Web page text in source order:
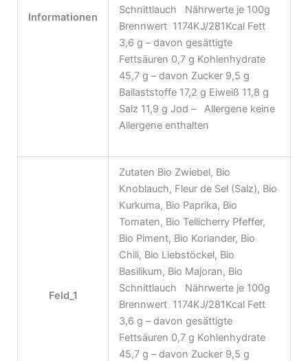
Informationen
Schnittlauch Nährwerte je 100g
Brennwert 1174KJ/281Kcal Fett
3,6 g – davon gesättigte
Fettsäuren 0,7 g Kohlenhydrate
45,7 g – davon Zucker 9,5 g
Ballaststoffe 17,2 g Eiweiß 11,8 g
Salz 11,9 g Jod – Allergene keine
Allergene enthalten
Feld_1
Zutaten Bio Zwiebel, Bio
Knoblauch, Fleur de Sel (Salz), Bio
Kurkuma, Bio Paprika, Bio
Tomaten, Bio Tellicherry Pfeffer,
Bio Piment, Bio Koriander, Bio
Chili, Bio Liebstöckel, Bio
Basilikum, Bio Majoran, Bio
Schnittlauch Nährwerte je 100g
Brennwert 1174KJ/281Kcal Fett
3,6 g – davon gesättigte
Fettsäuren 0,7 g Kohlenhydrate
45,7 g – davon Zucker 9,5 g